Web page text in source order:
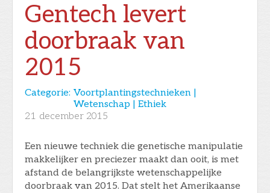
Gentech levert
doorbraak van
2015
Categorie: Voortplantingstechnieken |
Wetenschap | Ethiek
21 december 2015
Een nieuwe techniek die genetische manipulatie
makkelijker en preciezer maakt dan ooit, is met
afstand de belangrijkste wetenschappelijke
doorbraak van 2015. Dat stelt het Amerikaanse